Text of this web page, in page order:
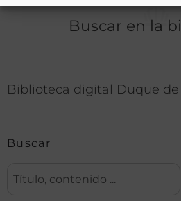
Buscar en la
Biblioteca digital Duque
Buscar